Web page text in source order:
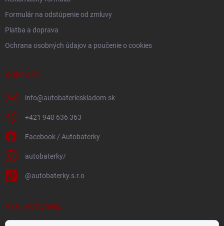
Formulár na odstúpenie od zmluvy
Platba a doprava
Ochrana osobných údajov a poučenie o cookies
KONTAKT
info@autobaterieskladom.sk
+421 940 636 363
Facebook / Autobaterky
autobaterky/
@autobaterky.s.r.o
VYHĽADÁVANIE